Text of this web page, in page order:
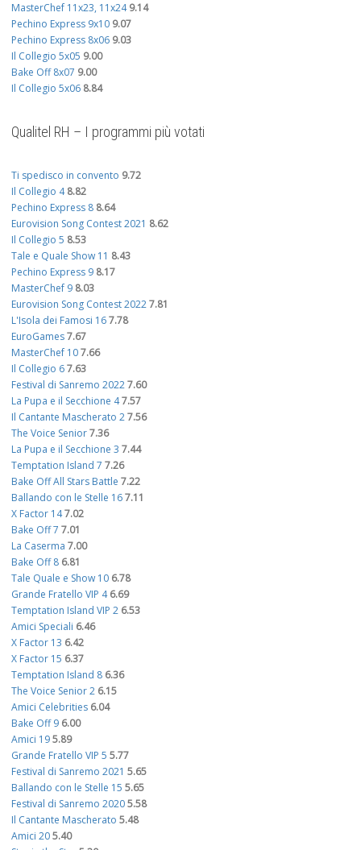
MasterChef 11x23, 11x24 9.14
Pechino Express 9x10 9.07
Pechino Express 8x06 9.03
Il Collegio 5x05 9.00
Bake Off 8x07 9.00
Il Collegio 5x06 8.84
Qualitel RH – I programmi più votati
Ti spedisco in convento 9.72
Il Collegio 4 8.82
Pechino Express 8 8.64
Eurovision Song Contest 2021 8.62
Il Collegio 5 8.53
Tale e Quale Show 11 8.43
Pechino Express 9 8.17
MasterChef 9 8.03
Eurovision Song Contest 20227.81
L'Isola dei Famosi 167.78
EuroGames7.67
MasterChef 107.66
Il Collegio 67.63
Festival di Sanremo 20227.60
La Pupa e il Secchione 47.57
Il Cantante Mascherato 27.56
The Voice Senior7.36
La Pupa e il Secchione 3 7.44
Temptation Island 7 7.26
Bake Off All Stars Battle 7.22
Ballando con le Stelle 167.11
X Factor 147.02
Bake Off 7 7.01
La Caserma 7.00
Bake Off 8 6.81
Tale Quale e Show 10 6.78
Grande Fratello VIP 4 6.69
Temptation Island VIP 2 6.53
Amici Speciali 6.46
X Factor 13 6.42
X Factor 15 6.37
Temptation Island 8 6.36
The Voice Senior 2 6.15
Amici Celebrities 6.04
Bake Off 9 6.00
Amici 195.89
Grande Fratello VIP 5 5.77
Festival di Sanremo 2021 5.65
Ballando con le Stelle 15 5.65
Festival di Sanremo 20205.58
Il Cantante Mascherato 5.48
Amici 205.40